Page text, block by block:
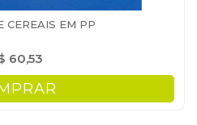
CEREAIS EM PP
60,53